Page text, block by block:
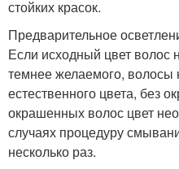
стойких красок.
Предварительное
Если исходный цвет волос
темнее желаемого, волосы
естественного цвета, без
окрашенных волос цвет
случаях процедуру
несколько раз.